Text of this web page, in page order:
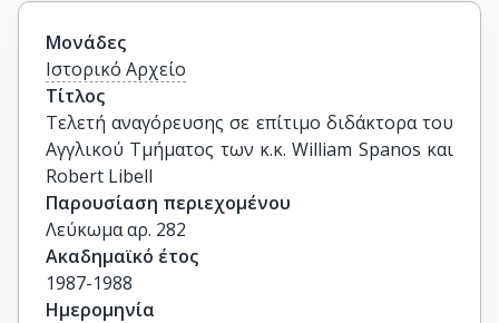
Μονάδες
Ιστορικό Αρχείο
Τίτλος
Τελετή αναγόρευσης σε επίτιμο διδάκτορα του
Αγγλικού Τμήματος των κ.κ. William Spanos και
Robert Libell
Παρουσίαση περιεχομένου
Λεύκωμα αρ. 282
Ακαδημαϊκό έτος
1987-1988
Ημερομηνία